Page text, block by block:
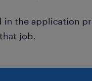
in the application
job.